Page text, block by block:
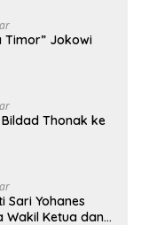
Timor” Jokowi
Thonak ke
Sari Yohanes
Wakil Ketua dan